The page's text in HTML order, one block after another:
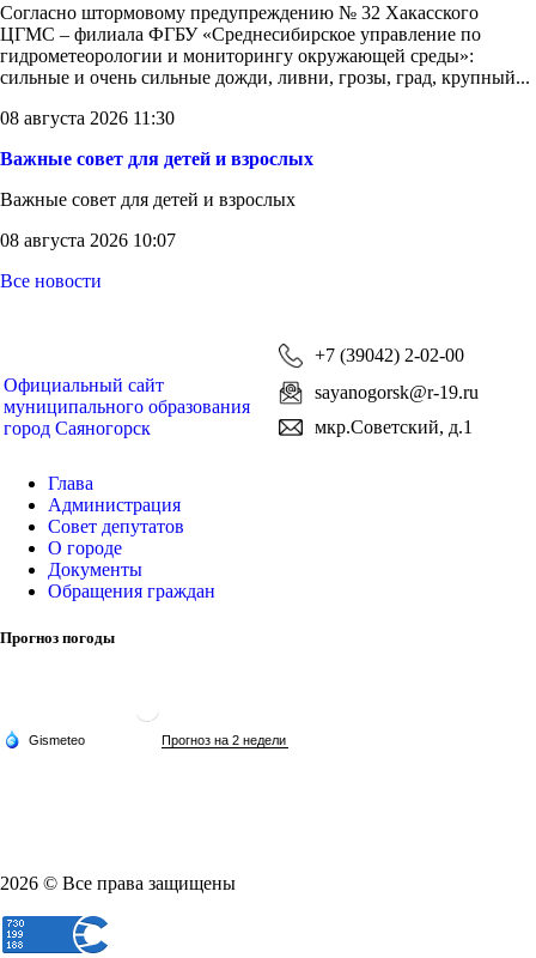
Согласно штормовому предупреждению № 32 Хакасского
ЦГМС – филиала ФГБУ «Среднесибирское управление по
гидрометеорологии и мониторингу окружающей среды»:
сильные и очень сильные дожди, ливни, грозы, град, крупный...
08 августа 2026 11:30
Важные совет для детей и взрослых
Важные совет для детей и взрослых
08 августа 2026 10:07
Все новости
Официальный сайт
муниципального образования
город Саяногорск
+7 (39042) 2-02-00
sayanogorsk@r-19.ru
мкр.Советский, д.1
Глава
Администрация
Совет депутатов
О городе
Документы
Обращения граждан
Прогноз погоды
2026 © Все права защищены